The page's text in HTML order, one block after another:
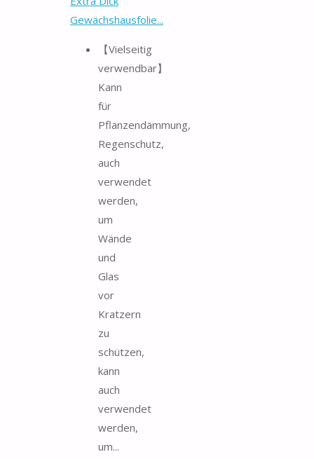
Gewächshausfolie...
【Vielseitig
verwendbar】
Kann
für
Pflanzendämmung,
Regenschutz,
auch
verwendet
werden,
um
Wände
und
Glas
vor
Kratzern
zu
schützen,
kann
auch
verwendet
werden,
um...